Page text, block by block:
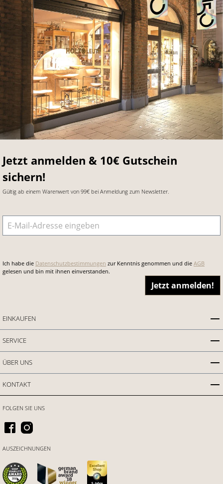
Jetzt anmelden & 10€ Gutschein
sichern!
Gültig ab einem Warenwert von 99€ bei Anmeldung zum Newsletter.
E-Mail-Adresse
Ich habe die Datenschutzbestimmungen zur Kenntnis genommen und die AGB
gelesen und bin mit ihnen einverstanden.
Jetzt anmelden!
EINKAUFEN
SERVICE
ÜBER UNS
KONTAKT
FOLGEN SIE UNS
AUSZEICHNUNGEN